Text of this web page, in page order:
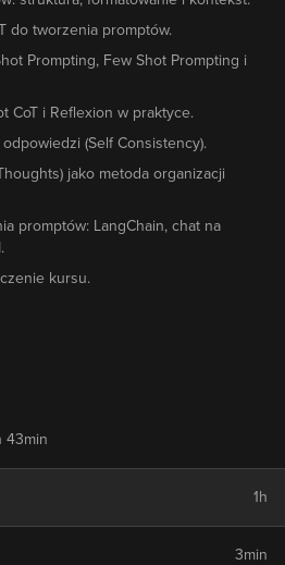
do tworzenia promptów.
Prompting, Few Shot Prompting i
CoT i Reflexion w praktyce.
(Self Consistency).
jako metoda organizacji
promptów: LangChain, chat na
kursu.
43min
1h
3min